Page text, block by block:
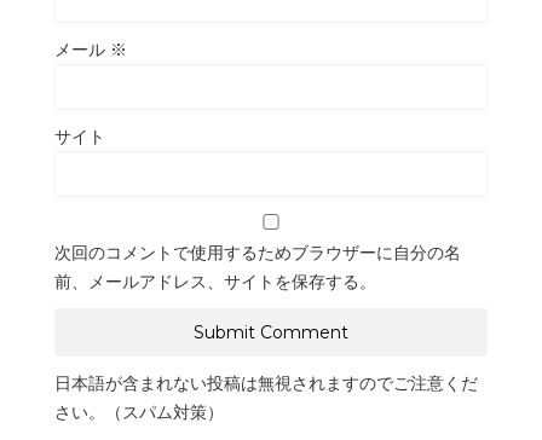
メール ※
サイト
次回のコメントで使用するためブラウザーに自分の名
前、メールアドレス、サイトを保存する。
日本語が含まれない投稿は無視されますのでご注意くだ
さい。（スパム対策）